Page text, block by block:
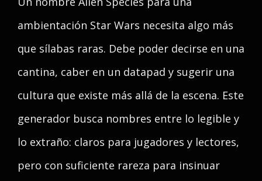
ambientación Star Wars necesita algo más
que sílabas raras. Debe poder decirse en una
cantina, caber en un datapad y sugerir una
cultura que existe más allá de la escena. Este
generador busca nombres entre lo legible y
lo extraño: claros para jugadores y lectores,
pero con suficiente rareza para insinuar